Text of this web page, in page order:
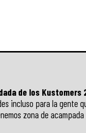
de los Kustomers
incluso para la gente
zona de